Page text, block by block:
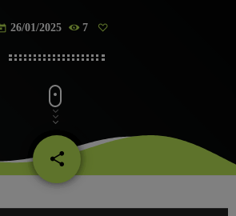
26/01/2025 7
share
email